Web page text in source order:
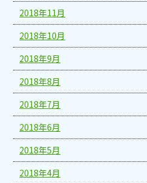
2018年11月
2018年10月
2018年9月
2018年8月
2018年7月
2018年6月
2018年5月
2018年4月